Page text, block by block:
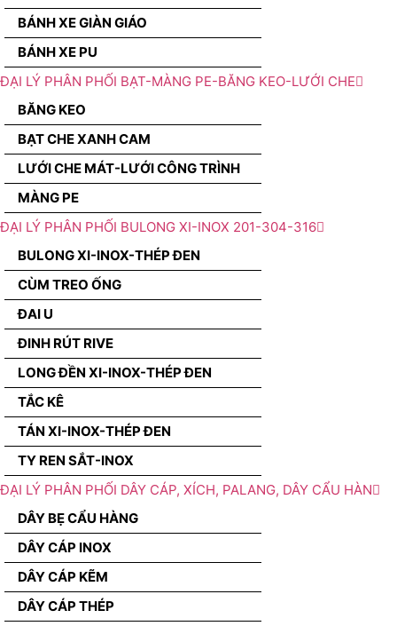
BÁNH XE GIÀN GIÁO
BÁNH XE PU
ĐẠI LÝ PHÂN PHỐI BẠT-MÀNG PE-BĂNG KEO-LƯỚI CHE
BĂNG KEO
BẠT CHE XANH CAM
LƯỚI CHE MÁT-LƯỚI CÔNG TRÌNH
MÀNG PE
ĐẠI LÝ PHÂN PHỐI BULONG XI-INOX 201-304-316
BULONG XI-INOX-THÉP ĐEN
CÙM TREO ỐNG
ĐAI U
ĐINH RÚT RIVE
LONG ĐỀN XI-INOX-THÉP ĐEN
TẮC KÊ
TÁN XI-INOX-THÉP ĐEN
TY REN SẮT-INOX
ĐẠI LÝ PHÂN PHỐI DÂY CÁP, XÍCH, PALANG, DÂY CẨU HÀN
DÂY BẸ CẨU HÀNG
DÂY CÁP INOX
DÂY CÁP KẼM
DÂY CÁP THÉP